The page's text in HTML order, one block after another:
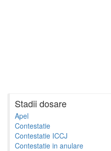
Stadii dosare
Apel
Contestatie
Contestatie ICCJ
Contestatie in anulare